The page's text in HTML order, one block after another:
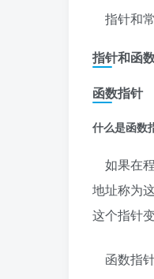
指针和
指针和函
函数指针
什么是函数
如果在
地址称为
这个指针
函数指